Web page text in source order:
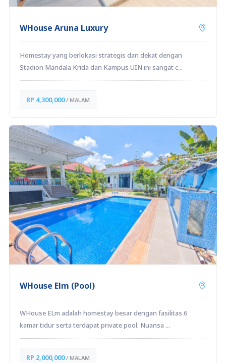
WHouse Aruna Luxury
Homestay yang berlokasi strategis dan dekat dengan
Stadion Mandala Krida dan Kampus UIN ini sangat c...
RP 4,300,000/ MALAM
WHouse Elm (Pool)
WHouse ELm adalah homestay besar dengan fasilitas 6
kamar tidur serta terdapat private pool. Nuansa ...
RP 2,000,000/ MALAM